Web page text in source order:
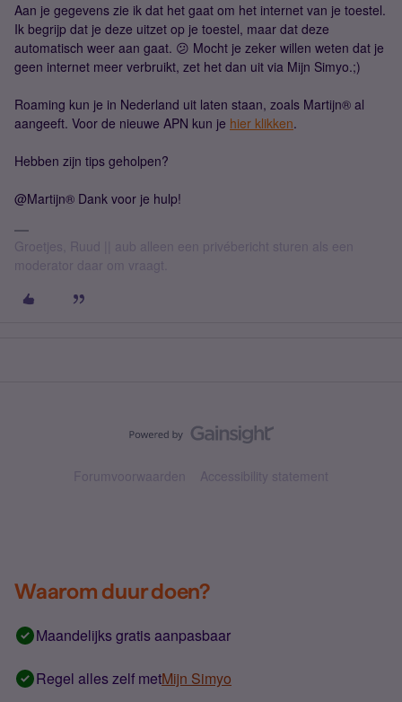
Aan je gegevens zie ik dat het gaat om het internet van je toestel.
Ik begrijp dat je deze uitzet op je toestel, maar dat deze
automatisch weer aan gaat. 😕 Mocht je zeker willen weten dat je
geen internet meer verbruikt, zet het dan uit via Mijn Simyo.;)
Roaming kun je in Nederland uit laten staan, zoals Martijn® al
aangeeft. Voor de nieuwe APN kun je hier klikken.
Hebben zijn tips geholpen?
@Martijn® Dank voor je hulp!
Groetjes, Ruud || aub alleen een privébericht sturen als een
moderator daar om vraagt.
Forumvoorwaarden Accessibility statement
Waarom duur doen?
Maandelijks gratis aanpasbaar
Regel alles zelf metMijn Simyo